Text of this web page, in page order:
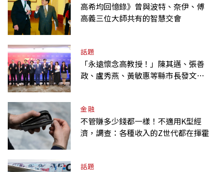
高希均回憶錄》曾與波特、奈伊、傅
高義三位大師共有的智慧交會
話題
「永遠懷念高教授！」陳其邁、張善
政、盧秀燕、黃敏惠等縣市長發文弔
金融
不管賺多少錢都一樣！不適用K型經
濟，調查：各種收入的Z世代都在揮霍
話題